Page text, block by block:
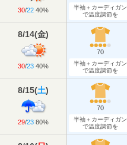
30/22 40%
半袖＋カーディガン
で温度調節を
8/14(金)
30/23 40%
70
半袖＋カーディガン
で温度調節を
8/15(土)
29/23 80%
70
半袖＋カーディガン
で温度調節を